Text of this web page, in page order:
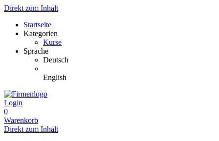
Direkt zum Inhalt
Startseite
Kategorien
Kurse
Sprache
Deutsch
English
Login
0
Warenkorb
Direkt zum Inhalt